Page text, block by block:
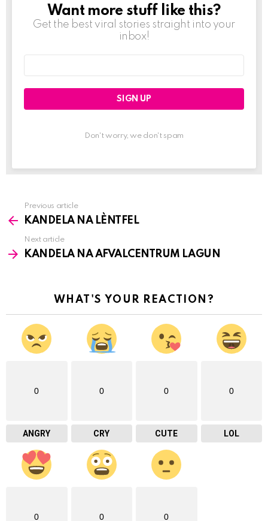
NEWSLETTER
Want more stuff like this?
Get the best viral stories straight into your
inbox!
Don't worry, we don't spam
more
Previous article
KANDELA NA LÈNTFEL
Next article
KANDELA NA AFVALCENTRUM LAGUN
WHAT'S YOUR REACTION?
0
ANGRY
0
CRY
0
CUTE
0
LOL
0 0 0